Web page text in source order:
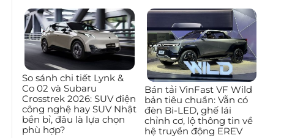
So sánh chi tiết Lynk &
Co 02 và Subaru
Crosstrek 2026: SUV điện
công nghệ hay SUV Nhật
bền bỉ, đâu là lựa chọn
phù hợp?
Bán tải VinFast VF Wild
bản tiêu chuẩn: Vẫn có
đèn Bi-LED, ghế lái
chỉnh cơ, lộ thông tin về
hệ truyền động EREV